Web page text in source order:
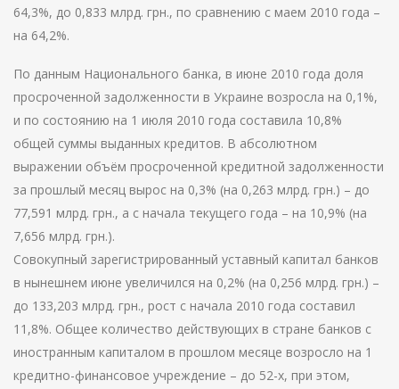
64,3%, до 0,833 млрд. грн., по сравнению с маем 2010 года –
на 64,2%.
По данным Национального банка, в июне 2010 года доля
просроченной задолженности в Украине возросла на 0,1%,
и по состоянию на 1 июля 2010 года составила 10,8%
общей суммы выданных кредитов. В абсолютном
выражении объём просроченной кредитной задолженности
за прошлый месяц вырос на 0,3% (на 0,263 млрд. грн.) – до
77,591 млрд. грн., а с начала текущего года – на 10,9% (на
7,656 млрд. грн.).
Совокупный зарегистрированный уставный капитал банков
в нынешнем июне увеличился на 0,2% (на 0,256 млрд. грн.) –
до 133,203 млрд. грн., рост с начала 2010 года составил
11,8%. Общее количество действующих в стране банков с
иностранным капиталом в прошлом месяце возросло на 1
кредитно-финансовое учреждение – до 52-х, при этом,